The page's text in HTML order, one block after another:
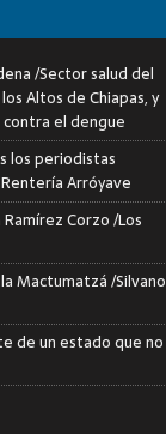
/Sector salud del
Altos de Chiapas, y
el dengue
los periodistas
Arróyave
Corzo /Los
Mactumatzá /Silvano
de un estado que no